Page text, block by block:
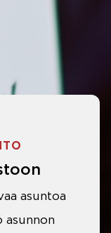
asuntoa
asunnon